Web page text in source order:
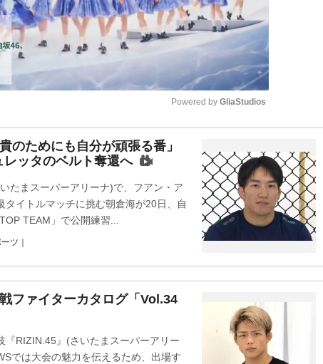
u
t
e
Powered by GliaStudios
のためにも自分が頑張る番」
ッタのベルト奪還へ
たまスーパーアリーナ)で、フアン・ア
タイトルマッチに挑む朝倉海が20日、自
TEAM」で公開練習...
ツ｜
ファイターカタログ「Vol.34
『RIZIN.45』(さいたまスーパーアリー
では大会の魅力を伝えるため、出場す